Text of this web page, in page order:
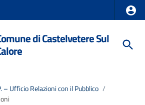
di Castelvetere Sul
– Ufficio Relazioni con il Pubblico /